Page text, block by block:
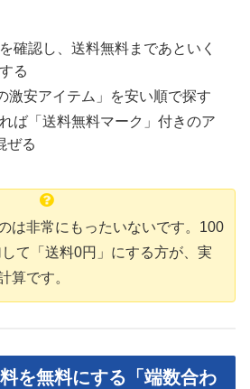
確認し、送料無料まであといく
る
激安アイテム」を安い順で探す
ば「送料無料マーク」付きのア
ぜる
は非常にもったいないです。100
て「送料0円」にする方が、実
算です。
を無料にする「端数合わ